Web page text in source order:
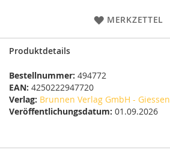
MERKZETTEL
Produktdetails
Bestellnummer: 494772
EAN: 4250222947720
Verlag: Brunnen Verlag GmbH - Giessen
Veröffentlichungsdatum: 01.09.2026